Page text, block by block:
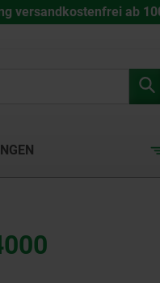
versandkostenfrei ab